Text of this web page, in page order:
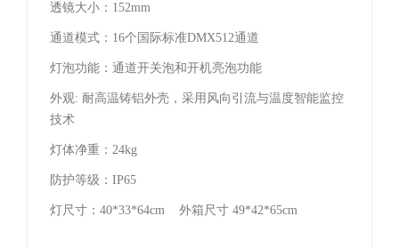
透镜大小：152mm
通道模式：16个国际标准DMX512通道
灯泡功能：通道开关泡和开机亮泡功能
外观: 耐高温铸铝外壳，采用风向引流与温度智能监控
技术
灯体净重：24kg
防护等级：IP65
灯尺寸：40*33*64cm 外箱尺寸 49*42*65cm